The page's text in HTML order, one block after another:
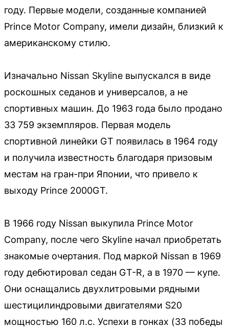
году. Первые модели, созданные компанией
Prince Motor Company, имели дизайн, близкий к
американскому стилю.
Изначально Nissan Skyline выпускался в виде
роскошных седанов и универсалов, а не
спортивных машин. До 1963 года было продано
33 759 экземпляров. Первая модель
спортивной линейки GT появилась в 1964 году
и получила известность благодаря призовым
местам на гран-при Японии, что привело к
выходу Prince 2000GT.
В 1966 году Nissan выкупила Prince Motor
Company, после чего Skyline начал приобретать
знакомые очертания. Под маркой Nissan в 1969
году дебютировал седан GT-R, а в 1970 — купе.
Они оснащались двухлитровыми рядными
шестицилиндровыми двигателями S20
мощностью 160 л.с. Успехи в гонках (33 победы